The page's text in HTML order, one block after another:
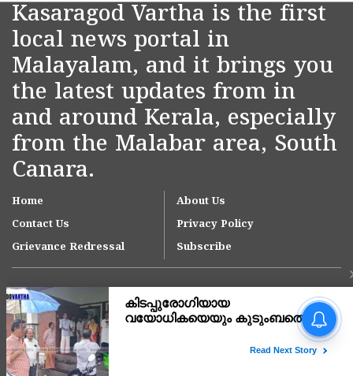
Kasaragod Vartha is the first
local news portal in
Malayalam, and it brings you
the latest updates from in
and around Kerala, especially
from the Malabar area, South
Canara.
Home
About Us
Contact Us
Privacy Policy
Grievance Redressal
Subscribe
Copyright © 2007-
ചെമ്മനാട് ജമാഅത്ത് ഹയർ
സെക്കൻഡറി സ്കൂൾ പുതിയ
10-ന്; മന്ത്രി അഡ്വ. എൻ